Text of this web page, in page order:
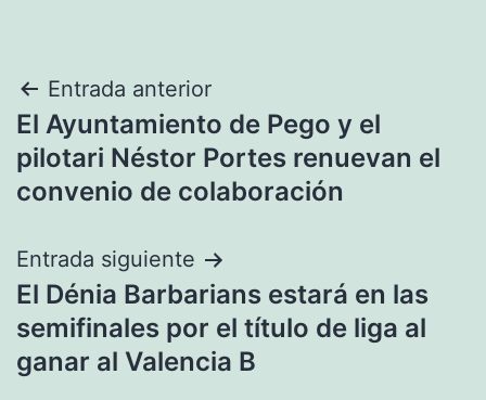
Navegación
de
entradas
Entrada anterior
El Ayuntamiento de Pego y el
pilotari Néstor Portes renuevan el
convenio de colaboración
Entrada siguiente
El Dénia Barbarians estará en las
semifinales por el título de liga al
ganar al Valencia B